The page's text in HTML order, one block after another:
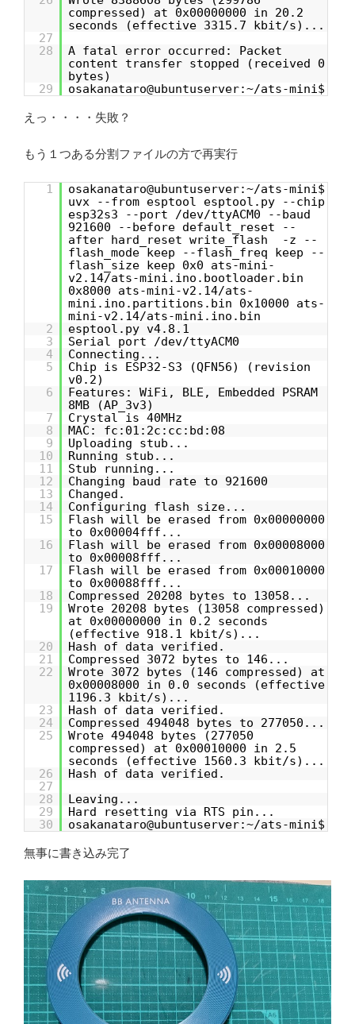
compressed) at 0x00000000 in 20.2
seconds (effective 3315.7 kbit/s)...
27
28
A fatal error occurred: Packet
content transfer stopped (received 0
bytes)
29
osakanataro@ubuntuserver:~/ats-mini$
えっ・・・・失敗？
もう１つある分割ファイルの方で再実行
1
osakanataro@ubuntuserver:~/ats-mini$
uvx --from esptool esptool.py --chip
esp32s3 --port /dev/ttyACM0 --baud
921600 --before default_reset --
after hard_reset write_flash -z --
flash_mode keep --flash_freq keep --
flash_size keep 0x0 ats-mini-
v2.14/ats-mini.ino.bootloader.bin
0x8000 ats-mini-v2.14/ats-
mini.ino.partitions.bin 0x10000 ats-
mini-v2.14/ats-mini.ino.bin
2
esptool.py v4.8.1
3
Serial port /dev/ttyACM0
4
Connecting...
5
Chip is ESP32-S3 (QFN56) (revision
v0.2)
6
Features: WiFi, BLE, Embedded PSRAM
8MB (AP_3v3)
7
Crystal is 40MHz
8
MAC: fc:01:2c:cc:bd:08
9
Uploading stub...
10
Running stub...
11
Stub running...
12
Changing baud rate to 921600
13
Changed.
14
Configuring flash size...
15
Flash will be erased from 0x00000000
to 0x00004fff...
16
Flash will be erased from 0x00008000
to 0x00008fff...
17
Flash will be erased from 0x00010000
to 0x00088fff...
18
Compressed 20208 bytes to 13058...
19
Wrote 20208 bytes (13058 compressed)
at 0x00000000 in 0.2 seconds
(effective 918.1 kbit/s)...
20
Hash of data verified.
21
Compressed 3072 bytes to 146...
22
Wrote 3072 bytes (146 compressed) at
0x00008000 in 0.0 seconds (effective
1196.3 kbit/s)...
23
Hash of data verified.
24
Compressed 494048 bytes to 277050...
25
Wrote 494048 bytes (277050
compressed) at 0x00010000 in 2.5
seconds (effective 1560.3 kbit/s)...
26
Hash of data verified.
27
28
Leaving...
29
Hard resetting via RTS pin...
30
osakanataro@ubuntuserver:~/ats-mini$
無事に書き込み完了